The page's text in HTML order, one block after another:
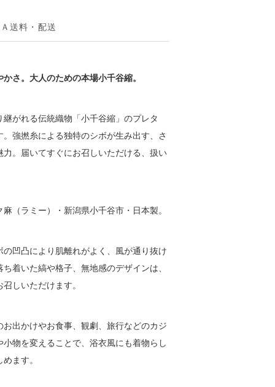
送料・配送
さ。大人のための本場小千谷縮。
がれる伝統織物「小千谷縮」のプレタ
強撚糸による独特のシボが生み出す、さ
。届いてすぐにお召しいただける、扱い
（ラミー）・新潟県小千谷市・日本製。
凹凸により肌離れがよく、風が通り抜け
着いた縞や格子、無地感のデザインは、
しいただけます。
出かけやお食事、観劇、旅行などのカジ
物を変えることで、浴衣風にも着物らし
ます。